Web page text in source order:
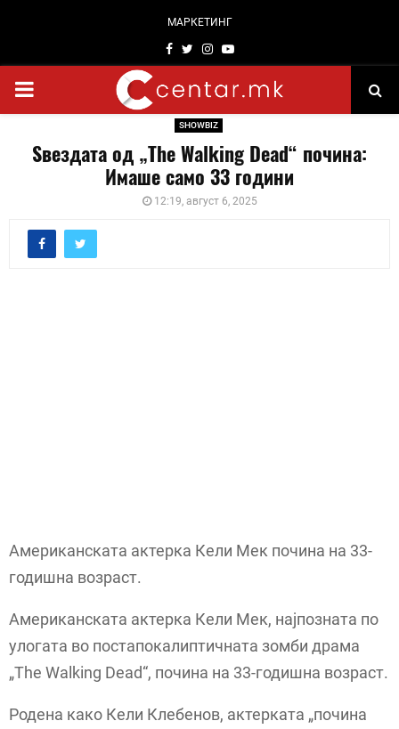
МАРКЕТИНГ
Facebook
TwitterInstagram
Youtube
PRIMARY
SHOWBIZ
Ѕвездата од „The Walking Dead“ почина:
Имаше само 33 години
12:19, август 6, 2025
Американската актерка Кели Мек почина на 33-
годишна возраст.
Американската актерка Кели Мек, најпозната по
улогата во постапокалиптичната зомби драма
„The Walking Dead“, почина на 33-годишна возраст.
Родена како Кели Клебенов, актерката „почина